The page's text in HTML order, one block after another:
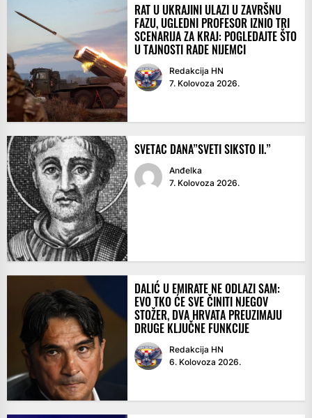
RAT U UKRAJINI ULAZI U ZAVRŠNU
FAZU, UGLEDNI PROFESOR IZNIO TRI
SCENARIJA ZA KRAJ: POGLEDAJTE ŠTO
U TAJNOSTI RADE NIJEMCI
Redakcija HN
7. Kolovoza 2026.
SVETAC DANA”SVETI SIKSTO II.”
Anđelka
7. Kolovoza 2026.
DALIĆ U EMIRATE NE ODLAZI SAM:
EVO TKO ĆE SVE ČINITI NJEGOV
STOŽER, DVA HRVATA PREUZIMAJU
DRUGE KLJUČNE FUNKCIJE
Redakcija HN
6. Kolovoza 2026.